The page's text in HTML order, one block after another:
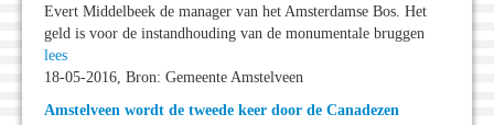
Evert Middelbeek de manager van het Amsterdamse Bos. Het
geld is voor de instandhouding van de monumentale bruggen
lees
18-05-2016, Bron: Gemeente Amstelveen
Amstelveen wordt de tweede keer door de Canadezen